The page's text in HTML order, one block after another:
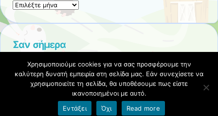
Ιστορικό
Σαν σήμερα
Ελληνοκυπρίων στην Κύπρο.
Όροι χρήσης blogs.sch.gr| Δήλωση προσβασιμότητας
Χρησιμοποιούμε cookies για να σας προσφέρουμε την
καλύτερη δυνατή εμπειρία στη σελίδα μας. Εάν συνεχίσετε να
χρησιμοποιείτε τη σελίδα, θα υποθέσουμε πως είστε
ικανοποιημένοι με αυτό.
Εντάξει
Όχι Read more